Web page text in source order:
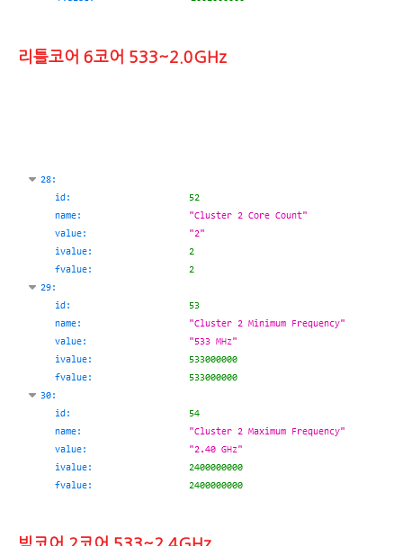
리틀코어 6코어 533~2.0GHz